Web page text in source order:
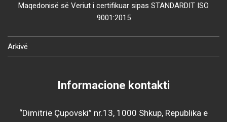
Maqedonisë së Veriut i certifikuar sipas STANDARDIT ISO
9001:2015
Arkivë
Informacione kontakti
“Dimitrie Çupovski” nr.13, 1000 Shkup, Republika e